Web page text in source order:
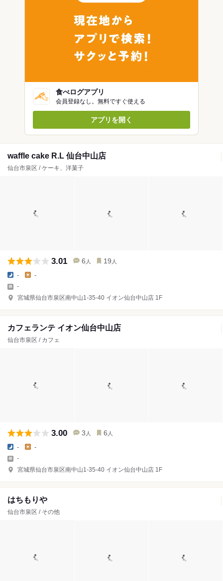
食べログアプリ
会員登録なし。無料ですぐ使える
アプリを開く
waffle cake R.L 仙台中山店
仙台市泉区 / ケーキ、洋菓子
3.01 6 人 19 人
- -
-
宮城県仙台市泉区南中山1-35-40 イオン仙台中山店 1F
カフェランテ イオン仙台中山店
仙台市泉区 / カフェ
3.00 3 人 6 人
- -
-
宮城県仙台市泉区南中山1-35-40 イオン仙台中山店 1F
はちもりや
仙台市泉区 / その他